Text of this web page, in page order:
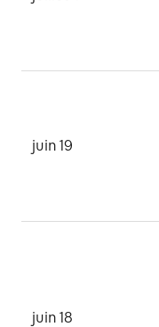
juin 19
juin 18